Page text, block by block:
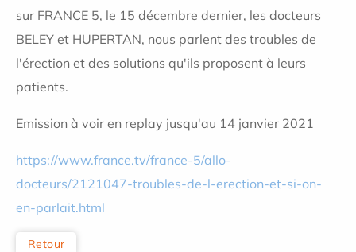
sur FRANCE 5, le 15 décembre dernier, les docteurs
BELEY et HUPERTAN, nous parlent des troubles de
l'érection et des solutions qu'ils proposent à leurs
patients.
Emission à voir en replay jusqu'au 14 janvier 2021
https://www.france.tv/france-5/allo-
docteurs/2121047-troubles-de-l-erection-et-si-on-
en-parlait.html
Retour